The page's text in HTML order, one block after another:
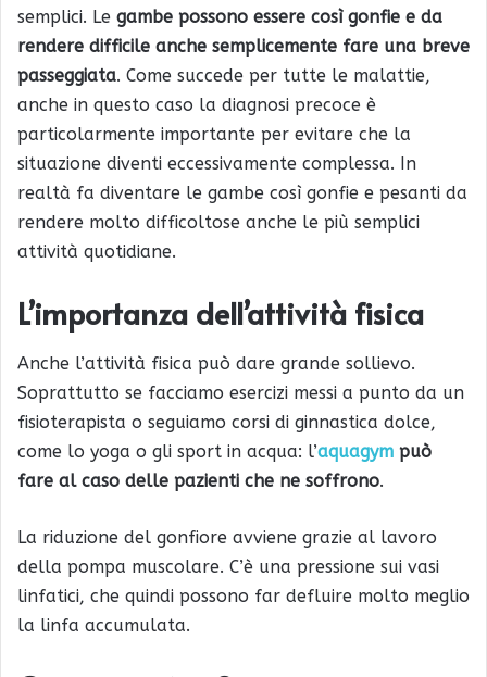
semplici. Le gambe possono essere così gonfie e da
rendere difficile anche semplicemente fare una breve
passeggiata. Come succede per tutte le malattie,
anche in questo caso la diagnosi precoce è
particolarmente importante per evitare che la
situazione diventi eccessivamente complessa. In
realtà fa diventare le gambe così gonfie e pesanti da
rendere molto difficoltose anche le più semplici
attività quotidiane.
L’importanza dell’attività fisica
Anche l’attività fisica può dare grande sollievo.
Soprattutto se facciamo esercizi messi a punto da un
fisioterapista o seguiamo corsi di ginnastica dolce,
come lo yoga o gli sport in acqua: l’aquagym può
fare al caso delle pazienti che ne soffrono.
La riduzione del gonfiore avviene grazie al lavoro
della pompa muscolare. C’è una pressione sui vasi
linfatici, che quindi possono far defluire molto meglio
la linfa accumulata.